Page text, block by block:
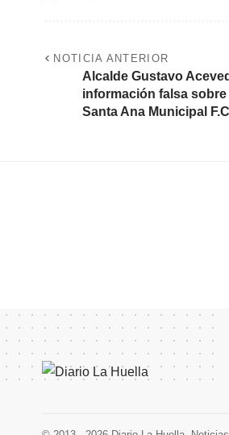
NOTICIA ANTERIOR
Alcalde Gustavo
información falsa
Santa Ana Municipal